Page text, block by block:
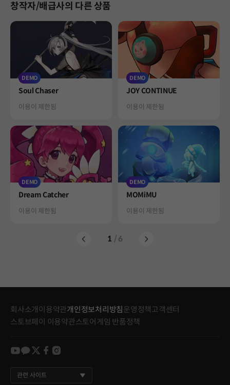
창작자/배급사의 다른 상품
DEMO
Product
Soul Chaser
Status
이용이 제한됨
DEMO
Product
JOY CONTINUE
Status
이용이 제한됨
DEMO
Product
Dream Catcher
Status
이용이 제한됨
DEMO
Product
MOMiMU
Status
이용이 제한됨
1 / 6
회사소개이용약관개인정보처리방침 운영정책고객센터
스토브페이 이용약관스토어게임 반품정책
youtube
kakao
twitter
facebook
instagram
관련 사이트